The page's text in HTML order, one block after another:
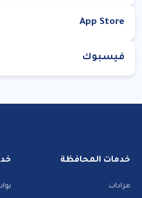
App Store
فيسبوك
خدمات المحافظة
مزادات